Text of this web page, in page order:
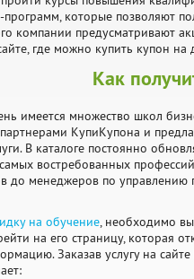
которые позволяют
компании предусматривают
где можно купить купон
Как
имеется множество школ
КупиКупона и
В каталоге постоянно
востребованных
до менеджеров по управлению
на обучение, необходимо
на его страницу, которая
Заказав услугу на